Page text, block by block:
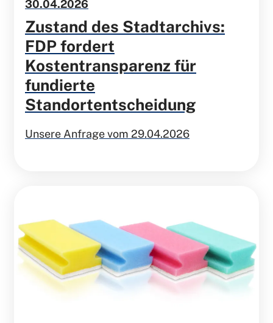
30.04.2026
Zustand des Stadtarchivs:
FDP fordert
Kostentransparenz für
fundierte
Standortentscheidung
Unsere Anfrage vom 29.04.2026